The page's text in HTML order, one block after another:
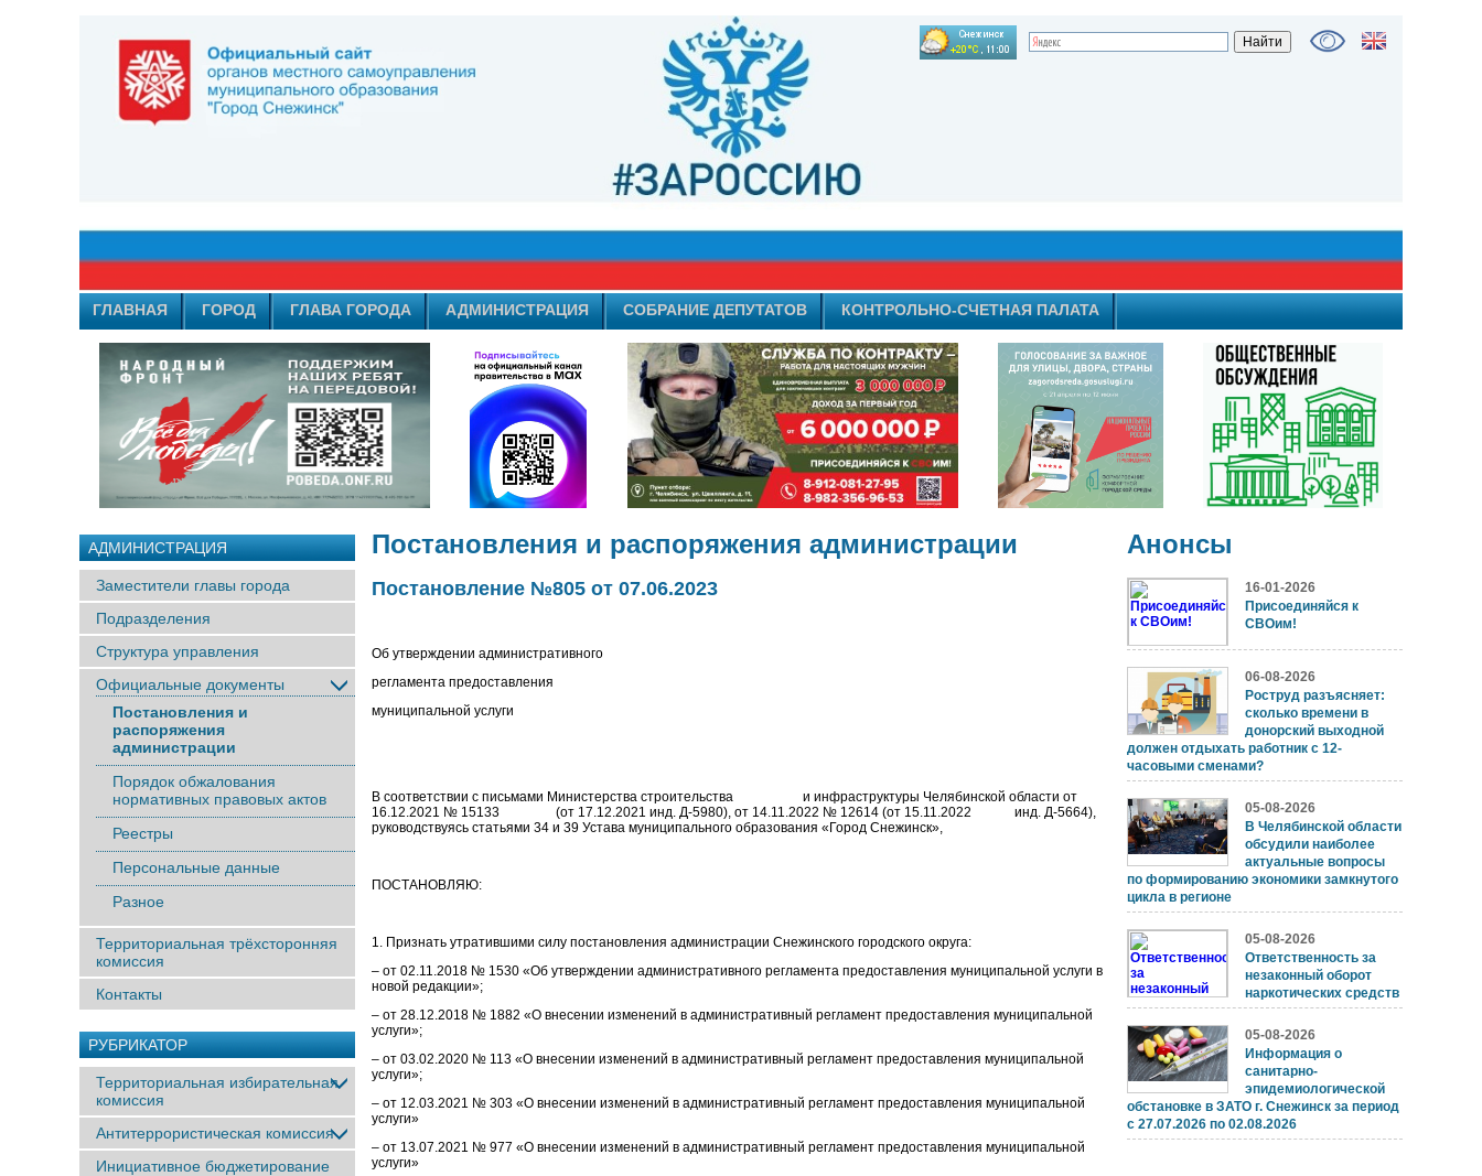
ГЛАВНАЯ ГОРОД ГЛАВА ГОРОДА АДМИНИСТРАЦИЯ СОБРАНИЕ ДЕПУТАТОВ КОНТРОЛЬНО-СЧЕТНАЯ ПАЛАТА
АДМИНИСТРАЦИЯ
Заместители главы города
Подразделения
Структура управления
Официальные документы
Постановления и
распоряжения
администрации
Порядок обжалования
нормативных правовых актов
Реестры
Персональные данные
Разное
Территориальная трёхсторонняя
комиссия
Контакты
РУБРИКАТОР
Территориальная избирательная
комиссия
Антитеррористическая комиссия
Инициативное бюджетирование
Постановления и распоряжения администрации
Постановление №805 от 07.06.2023
Об утверждении административного
регламента предоставления
муниципальной услуги
В соответствии с письмами Министерства строительства и инфраструктуры Челябинской области от
16.12.2021 № 15133 (от 17.12.2021 инд. Д-5980), от 14.11.2022 № 12614 (от 15.11.2022 инд. Д-5664),
руководствуясь статьями 34 и 39 Устава муниципального образования «Город Снежинск»,
ПОСТАНОВЛЯЮ:
1. Признать утратившими силу постановления администрации Снежинского городского округа:
– от 02.11.2018 № 1530 «Об утверждении административного регламента предоставления муниципальной услуги в
новой редакции»;
– от 28.12.2018 № 1882 «О внесении изменений в административный регламент предоставления муниципальной
услуги»;
– от 03.02.2020 № 113 «О внесении изменений в административный регламент предоставления муниципальной
услуги»;
– от 12.03.2021 № 303 «О внесении изменений в административный регламент предоставления муниципальной
услуги»
– от 13.07.2021 № 977 «О внесении изменений в административный регламент предоставления муниципальной
услуги»
Анонсы
16-01-2026
Присоединяйся к
СВОим!
06-08-2026
Роструд разъясняет:
сколько времени в
донорский выходной
должен отдыхать работник с 12-
часовыми сменами?
05-08-2026
В Челябинской области
обсудили наиболее
актуальные вопросы
по формированию экономики замкнутого
цикла в регионе
05-08-2026
Ответственность за
незаконный оборот
наркотических средств
05-08-2026
Информация о
санитарно-
эпидемиологической
обстановке в ЗАТО г. Снежинск за период
с 27.07.2026 по 02.08.2026